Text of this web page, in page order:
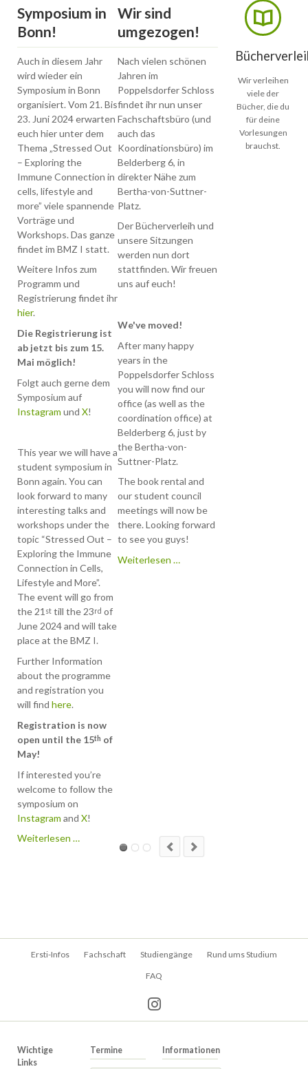
Symposium in
Bonn!
Auch in diesem Jahr
wird wieder ein
Symposium in Bonn
organisiert. Vom 21. Bis
23. Juni 2024 erwarten
euch hier unter dem
Thema „Stressed Out
– Exploring the
Immune Connection in
cells, lifestyle and
more” viele spannende
Vorträge und
Workshops. Das ganze
findet im BMZ I statt.
Weitere Infos zum
Programm und
Registrierung findet ihr
hier.
Die Registrierung ist
ab jetzt bis zum 15.
Mai möglich!
Folgt auch gerne dem
Symposium auf
Instagram und X!
This year we will have a
student symposium in
Bonn again. You can
look forward to many
interesting talks and
workshops under the
topic “Stressed Out –
Exploring the Immune
Connection in Cells,
Lifestyle and More”.
The event will go from
the 21 sttill the 23rd of
June 2024 and will take
place at the BMZ I.
Further Information
about the programme
and registration you
will find here.
Registration is now
open until the 15th of
May!
If interested you’re
welcome to follow the
symposium on
Instagram and X!
Weiterlesen …
Wir sind
umgezogen!
Nach vielen schönen
Jahren im
Poppelsdorfer Schloss
findet ihr nun unser
Fachschaftsbüro (und
auch das
Koordinationsbüro) im
Belderberg 6, in
direkter Nähe zum
Bertha-von-Suttner-
Platz.
Der Bücherverleih und
unsere Sitzungen
werden nun dort
stattfinden. Wir freuen
uns auf euch!
We've moved!
After many happy
years in the
Poppelsdorfer Schloss
you will now find our
office (as well as the
coordination office) at
Belderberg 6, just by
the Bertha-von-
Suttner-Platz.
The book rental and
our student council
meetings will now be
there. Looking forward
to see you guys!
Weiterlesen …
Symposium in
Bonn!
Liebe Studierende
Fachschaft
Molekularen
Biomedizin und auch
andere
wir freuen uns euch
the Venusberg from
5th to the 7th of
Wir verleihen
viele der
Bücher, die du
für deine
Vorlesungen
brauchst.
Navigation
Ersti-Infos Fachschaft Studiengänge Rund ums Studium
FAQ
Wichtige
Links
Termine Informationen